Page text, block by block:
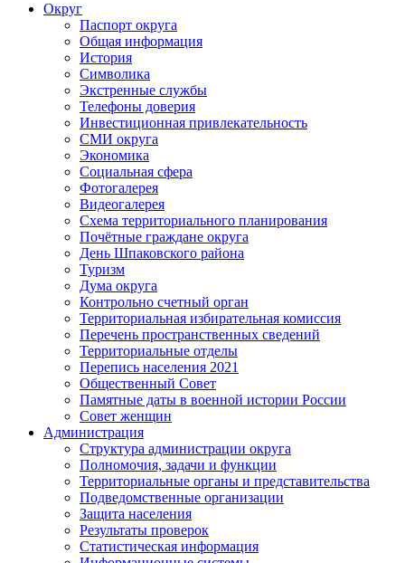
Округ
Паспорт округа
Общая информация
История
Символика
Экстренные службы
Телефоны доверия
Инвестиционная привлекательность
СМИ округа
Экономика
Социальная сфера
Фотогалерея
Видеогалерея
Схема территориального планирования
Почётные граждане округа
День Шпаковского района
Туризм
Дума округа
Контрольно счетный орган
Территориальная избирательная комиссия
Перечень пространственных сведений
Территориальные отделы
Перепись населения 2021
Общественный Совет
Памятные даты в военной истории России
Совет женщин
Администрация
Структура администрации округа
Полномочия, задачи и функции
Территориальные органы и представительства
Подведомственные организации
Защита населения
Результаты проверок
Статистическая информация